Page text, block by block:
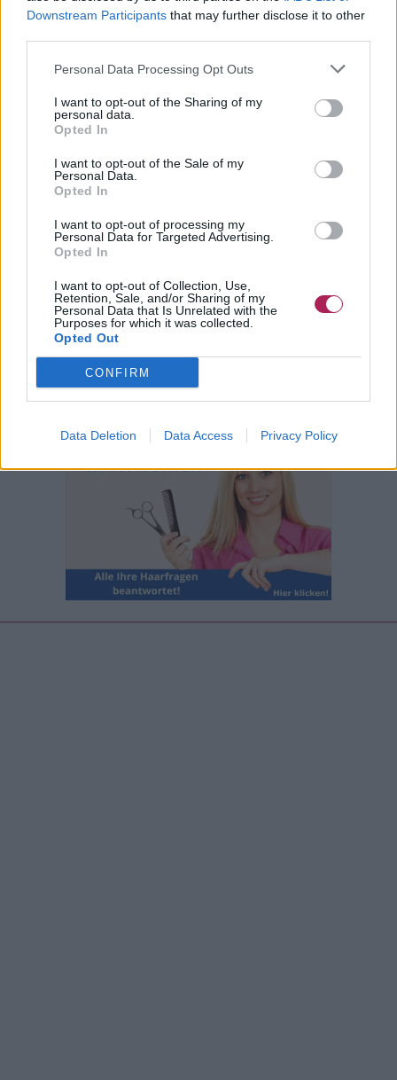
Downstream Participants that may further disclose it to other
Personal Data Processing Opt Outs
I want to opt-out of the Sharing of my
personal data.
Opted In
I want to opt-out of the Sale of my
Personal Data.
Opted In
I want to opt-out of processing my
Personal Data for Targeted Advertising.
Opted In
I want to opt-out of Collection, Use,
Retention, Sale, and/or Sharing of my
Personal Data that Is Unrelated with the
Purposes for which it was collected.
Opted Out
CONFIRM
Data Deletion Data Access Privacy Policy